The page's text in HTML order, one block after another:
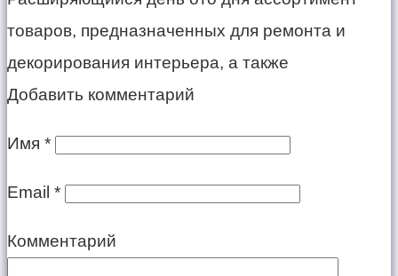
товаров, предназначенных для ремонта и
декорирования интерьера, а также
Добавить комментарий
Имя *
Email *
Комментарий